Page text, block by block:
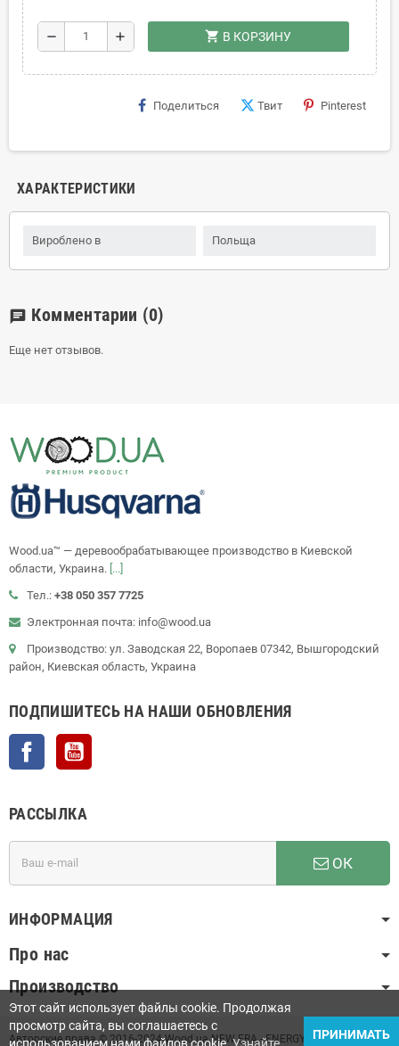
remove add shopping_cart В КОРЗИНУ
Поделиться Твит Pinterest
ХАРАКТЕРИСТИКИ
Вироблено в Польща
chat Комментарии (0)
Еще нет отзывов.
Wood.ua™ — деревообрабатывающее производство в Киевской
области, Украина. [...]
Тел.: +38 050 357 7725
Электронная почта: info@wood.ua
Производство: ул. Заводская 22, Воропаев 07342, Вышгородский
район, Киевская область, Украина
ПОДПИШИТЕСЬ НА НАШИ ОБНОВЛЕНИЯ
Facebook
РАССЫЛКА
ОК
ИНФОРМАЦИЯ
Про нас
Производство
Авторские права © 2016-2024 Wood.ua NEW ERA - ENERGY GROUP LLC
Этот сайт использует файлы cookie. Продолжая
просмотр сайта, вы соглашаетесь с
ПРИНИМАТЬ